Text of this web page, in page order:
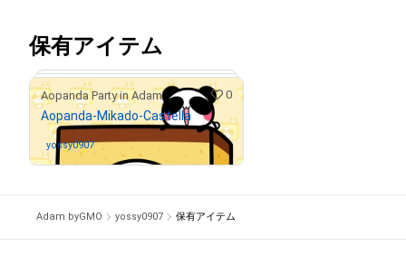
保有アイテム
Aopanda Party in Adam 0
Aopanda-Mikado-Castella
yossy0907さんが保有中
Adam byGMO yossy0907 保有アイテム